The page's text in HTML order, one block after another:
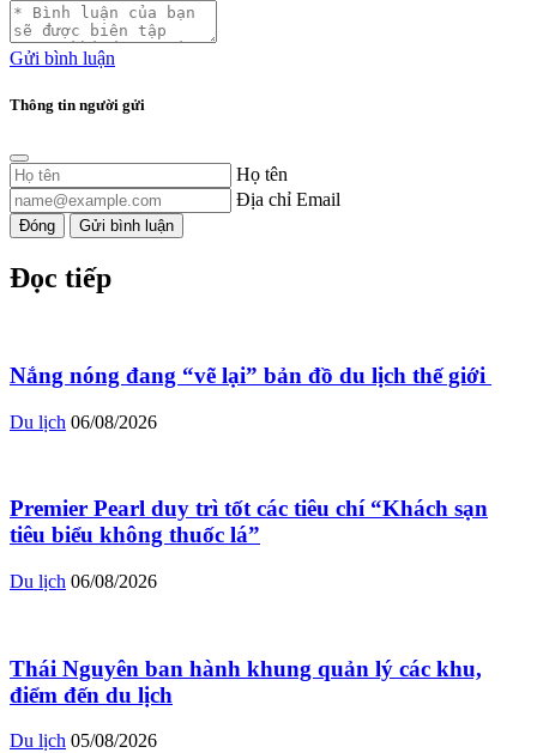
Gửi bình luận
Thông tin người gửi
Họ tên
Địa chỉ Email
Đóng Gửi bình luận
Đọc tiếp
Nắng nóng đang “vẽ lại” bản đồ du lịch thế giới ​
Du lịch 06/08/2026
Premier Pearl duy trì tốt các tiêu chí “Khách sạn
tiêu biểu không thuốc lá”
Du lịch 06/08/2026
Thái Nguyên ban hành khung quản lý các khu,
điểm đến du lịch
Du lịch 05/08/2026